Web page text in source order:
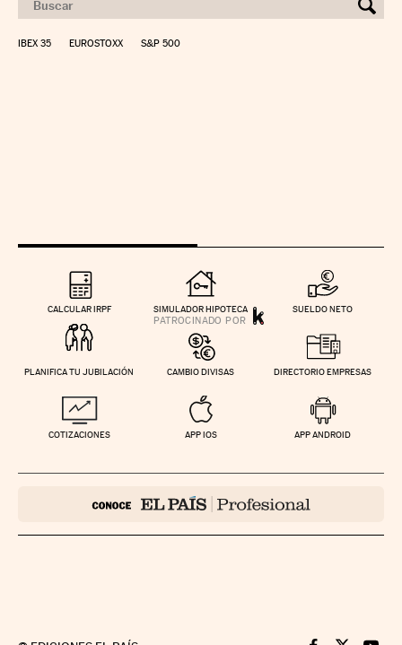
IBEX 35 EUROSTOXX S&P 500
CALCULAR IRPF SIMULADOR HIPOTECA SUELDO NETO
PLANIFICA TU JUBILACIÓN CAMBIO DIVISAS DIRECTORIO EMPRESAS
COTIZACIONES APP IOS APP ANDROID